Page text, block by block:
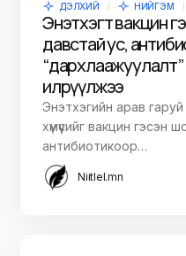
ДЭЛХИЙ НИЙГЭМ
Энэтхэгт вакцин
давстай ус,
илрүүлжээ
Энэтхэгийн арав
хүмүүсийг вакцин гэсэн
антибиотикоор…
Niitlel.mn